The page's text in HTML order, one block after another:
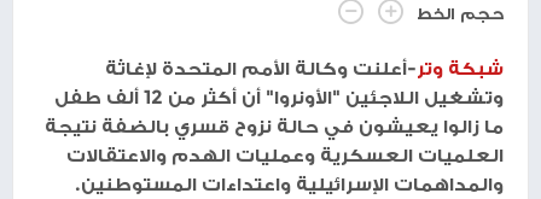
حجم الخط
شبكة وتر-أعلنت وكالة الأمم المتحدة لإغاثة
وتشغيل اللاجئين "الأونروا" أن أكثر من 12 ألف طفل
ما زالوا يعيشون في حالة نزوح قسري بالضفة نتيجة
العلميات العسكرية وعمليات الهدم والاعتقالات
والمداهمات الإسرائيلية واعتداءات المستوطنين.